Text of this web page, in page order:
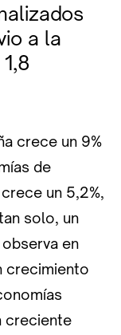
a la
crece un 9%
de
un 5,2%,
solo, un
en
crecimiento
creciente